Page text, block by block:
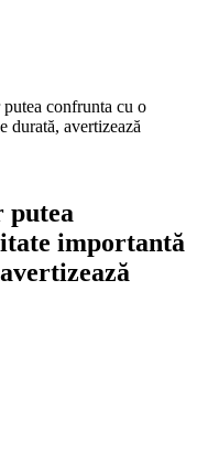
confrunta cu o
durată, avertizează
putea
importantă